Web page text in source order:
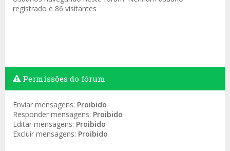
registrado e 86 visitantes
Permissões do fórum
Enviar mensagens: Proibido
Responder mensagens: Proibido
Editar mensagens: Proibido
Excluir mensagens: Proibido